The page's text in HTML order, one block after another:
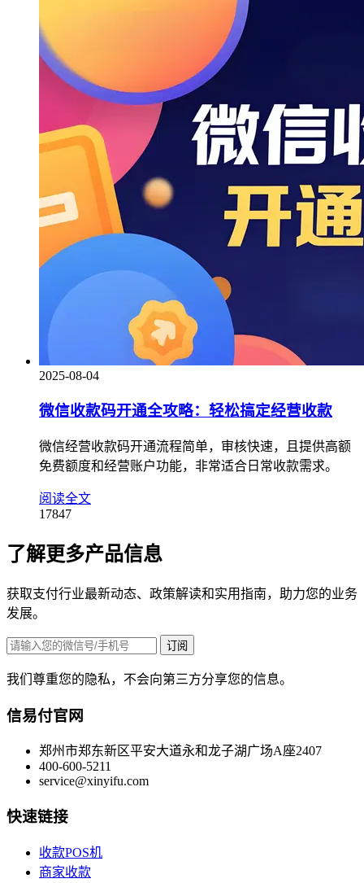
2025-08-04
微信收款码开通全攻略：轻松搞定经营收款
微信经营收款码开通流程简单，审核快速，且提供高额
免费额度和经营账户功能，非常适合日常收款需求。
阅读全文
17847
了解更多产品信息
获取支付行业最新动态、政策解读和实用指南，助力您的业务
发展。
订阅
我们尊重您的隐私，不会向第三方分享您的信息。
信易付官网
郑州市郑东新区平安大道永和龙子湖广场A座2407
400-600-5211
service@xinyifu.com
快速链接
收款POS机
商家收款